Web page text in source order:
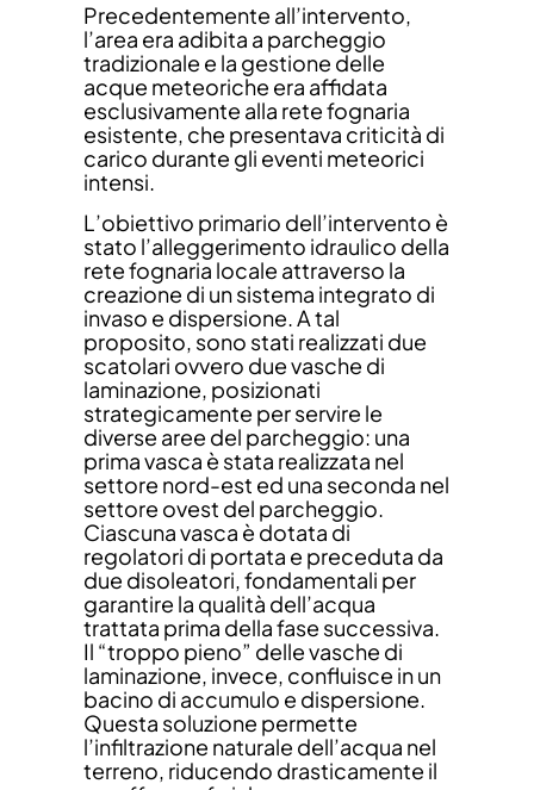
Precedentemente all’intervento,
l’area era adibita a parcheggio
tradizionale e la gestione delle
acque meteoriche era affidata
esclusivamente alla rete fognaria
esistente, che presentava criticità di
carico durante gli eventi meteorici
intensi.
L’obiettivo primario dell’intervento è
stato l’alleggerimento idraulico della
rete fognaria locale attraverso la
creazione di un sistema integrato di
invaso e dispersione. A tal
proposito, sono stati realizzati due
scatolari ovvero due vasche di
laminazione, posizionati
strategicamente per servire le
diverse aree del parcheggio: una
prima vasca è stata realizzata nel
settore nord-est ed una seconda nel
settore ovest del parcheggio.
Ciascuna vasca è dotata di
regolatori di portata e preceduta da
due disoleatori, fondamentali per
garantire la qualità dell’acqua
trattata prima della fase successiva.
Il “troppo pieno” delle vasche di
laminazione, invece, confluisce in un
bacino di accumulo e dispersione.
Questa soluzione permette
l’infiltrazione naturale dell’acqua nel
terreno, riducendo drasticamente il